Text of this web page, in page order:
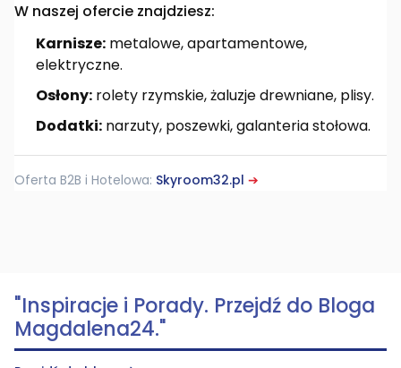
W naszej ofercie znajdziesz:
Karnisze: metalowe, apartamentowe,
elektryczne.
Osłony: rolety rzymskie, żaluzje drewniane, plisy.
Dodatki: narzuty, poszewki, galanteria stołowa.
Oferta B2B i Hotelowa: Skyroom32.pl ➔
"Inspiracje i Porady. Przejdź do Bloga
Magdalena24."